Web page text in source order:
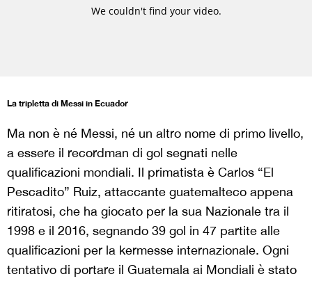
La tripletta di Messi in Ecuador
Ma non è né Messi, né un altro nome di primo livello,
a essere il recordman di gol segnati nelle
qualificazioni mondiali. Il primatista è Carlos “El
Pescadito” Ruiz, attaccante guatemalteco appena
ritiratosi, che ha giocato per la sua Nazionale tra il
1998 e il 2016, segnando 39 gol in 47 partite alle
qualificazioni per la kermesse internazionale. Ogni
tentativo di portare il Guatemala ai Mondiali è stato